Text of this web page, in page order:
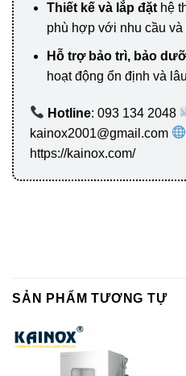
Thiết kế và lắp đặthệ
phù hợp với nhu cầu
Hỗ trợ bảo trì, bảo
hoạt động ổn định và
Hotline: 093 134 2048
kainox2001@gmail.com
https://kainox.com/
SẢN PHẨM TƯƠNG TỰ